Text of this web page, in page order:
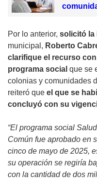
Por lo anterior, solicitó la
municipal, Roberto
clarifique el recurso
programa social que se
colonias y comunidades
reiteró que el que se
concluyó con su
“El programa social
Común fue aprobado en
cinco de mayo de 2025,
su operación se regiría
con la cantidad de dos